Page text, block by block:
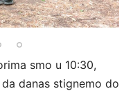
smo u 10:30,
danas stignemo do